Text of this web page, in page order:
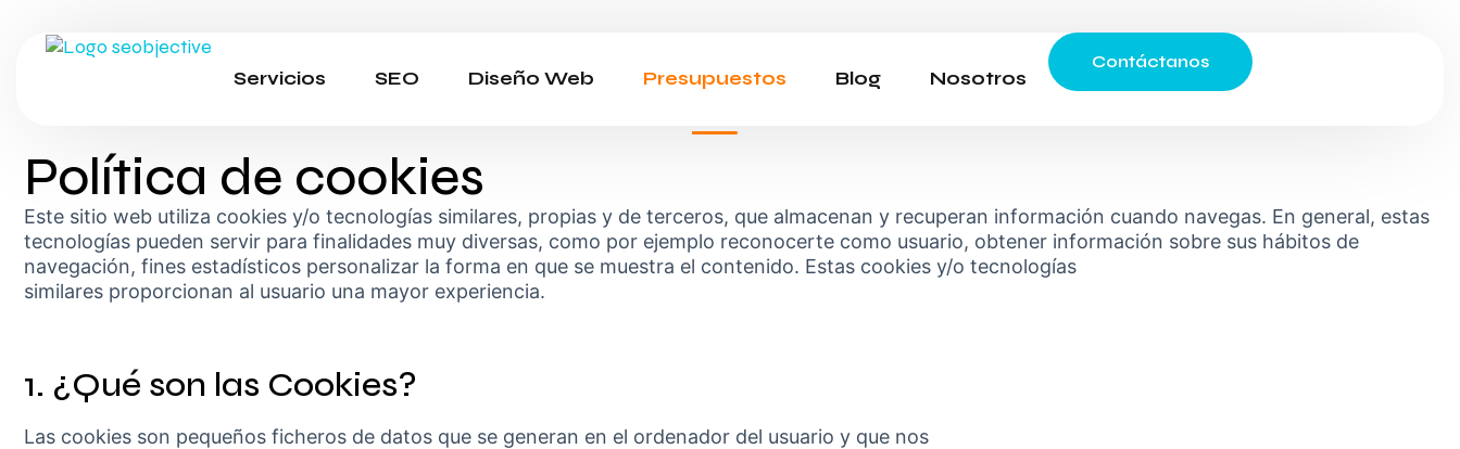
Servicios SEO Diseño Web Presupuestos Blog Nosotros
Contáctanos
Política de cookies
Este sitio web utiliza cookies y/o tecnologías similares, propias y de terceros, que almacenan y recuperan información cuando navegas. En general, estas
tecnologías pueden servir para finalidades muy diversas, como por ejemplo reconocerte como usuario, obtener información sobre sus hábitos de
navegación, fines estadísticos personalizar la forma en que se muestra el contenido. Estas cookies y/o tecnologías
similares proporcionan al usuario una mayor experiencia.
1. ¿Qué son las Cookies?
Las cookies son pequeños ficheros de datos que se generan en el ordenador del usuario y que nos